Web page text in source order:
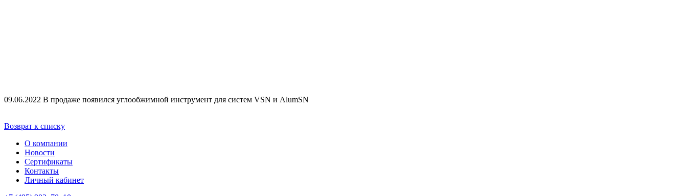
09.06.2022 В продаже появился углообжимной инструмент для систем VSN и AlumSN
Возврат к списку
О компании
Новости
Сертификаты
Контакты
Личный кабинет